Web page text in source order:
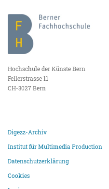
Hochschule der Künste Bern
Fellerstrasse 11
CH-3027 Bern
Digezz-Archiv
Institut für Multimedia Production
Datenschutzerklärung
Cookies